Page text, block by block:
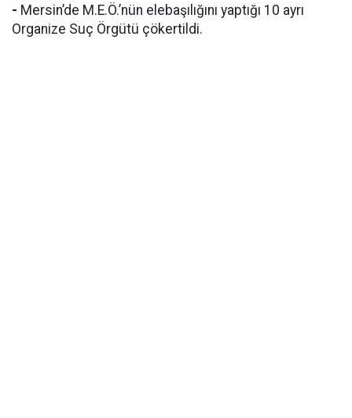
- Mersin’de M.E.Ö.’nün elebaşılığını yaptığı 10 ayrı
Organize Suç Örgütü çökertildi.